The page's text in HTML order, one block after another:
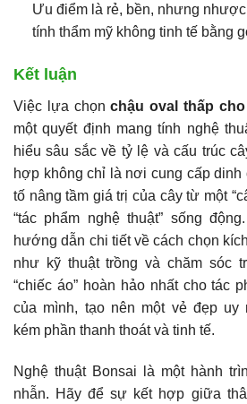
Ưu điểm là rẻ, bền, nhưng
tính thẩm mỹ không tinh tế bằng
Kết luận
Việc lựa chọnchậu oval thấp
một quyết định mang tính nghệ
hiểu sâu sắc về tỷ lệ và cấu trúc
hợp không chỉ là nơi cung cấp
tố nâng tầm giá trị của cây từ một
“tác phẩm nghệ thuật” sống
hướng dẫn chi tiết về cách chọn
như kỹ thuật trồng và chăm sóc
“chiếc áo” hoàn hảo nhất cho tác
của mình, tạo nên một vẻ đẹp uy
kém phần thanh thoát và tinh tế.
Nghệ thuật Bonsai là một hành
nhẫn. Hãy để sự kết hợp giữa